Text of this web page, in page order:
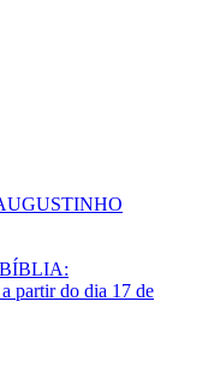
partir do dia 17 de